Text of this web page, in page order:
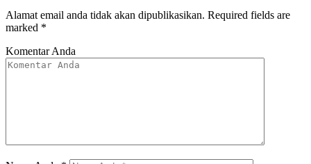
Alamat email anda tidak akan dipublikasikan. Required fields are
marked *
Komentar Anda